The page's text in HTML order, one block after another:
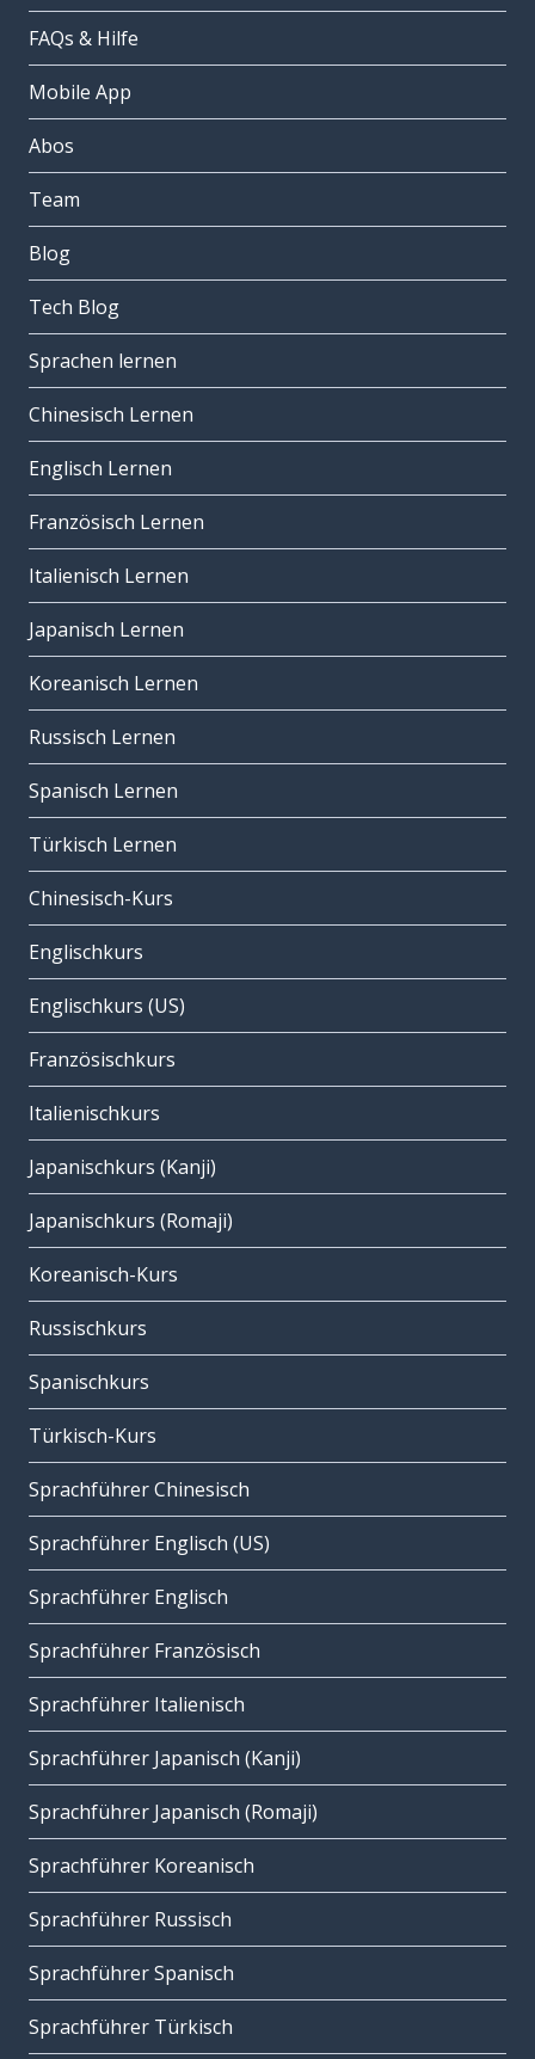
FAQs & Hilfe
Mobile App
Abos
Team
Blog
Tech Blog
Sprachen lernen
Chinesisch Lernen
Englisch Lernen
Französisch Lernen
Italienisch Lernen
Japanisch Lernen
Koreanisch Lernen
Russisch Lernen
Spanisch Lernen
Türkisch Lernen
Chinesisch-Kurs
Englischkurs
Englischkurs (US)
Französischkurs
Italienischkurs
Japanischkurs (Kanji)
Japanischkurs (Romaji)
Koreanisch-Kurs
Russischkurs
Spanischkurs
Türkisch-Kurs
Sprachführer Chinesisch
Sprachführer Englisch (US)
Sprachführer Englisch
Sprachführer Französisch
Sprachführer Italienisch
Sprachführer Japanisch (Kanji)
Sprachführer Japanisch (Romaji)
Sprachführer Koreanisch
Sprachführer Russisch
Sprachführer Spanisch
Sprachführer Türkisch